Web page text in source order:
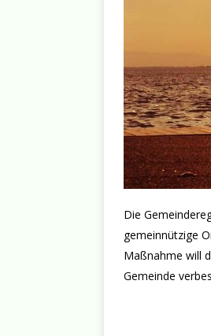
Die
gemeinnützige
Maßnahme will
Gemeinde